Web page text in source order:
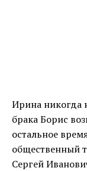
Ирина никогда
брака Борис
остальное
общественный
Сергей